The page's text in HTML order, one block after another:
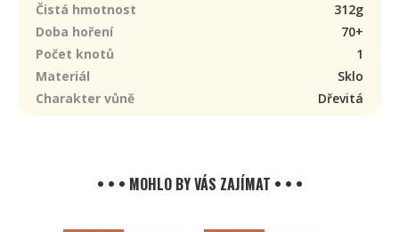
Čistá hmotnost
312g
Doba hoření
70+
Počet knotů
1
Materiál
Sklo
Charakter vůně
Dřevitá
• • • MOHLO BY VÁS ZAJÍMAT • • •